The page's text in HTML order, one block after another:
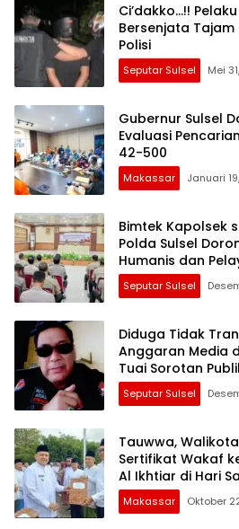
Ci’dakko…!!
Bersenjata
Polisi
Seputar Sulsel Mei
Gubernur Sulsel
Evaluasi
42-500
Makassar Januari
Bimtek Kapolsek
Polda Sulsel
Humanis dan
Lebih Baik
Seputar Sulsel
Diduga Tidak
Anggaran Media
Tuai Sorotan
Seputar Sulsel
Tauwwa,
Sertifikat Wakaf
Al Ikhtiar di Hari
Makassar Oktober